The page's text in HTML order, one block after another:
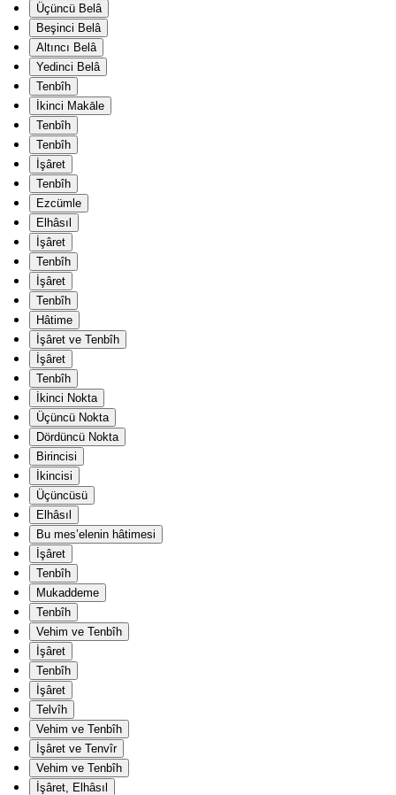
Üçüncü Belâ
Beşinci Belâ
Altıncı Belâ
Yedinci Belâ
Tenbîh
İkinci Makāle
Tenbîh
Tenbîh
İşâret
Tenbîh
Ezcümle
Elhâsıl
İşâret
Tenbîh
İşâret
Tenbîh
Hâtime
İşâret ve Tenbîh
İşâret
Tenbîh
İkinci Nokta
Üçüncü Nokta
Dördüncü Nokta
Birincisi
İkincisi
Üçüncüsü
Elhâsıl
Bu mes’elenin hâtimesi
İşâret
Tenbîh
Mukaddeme
Tenbîh
Vehim ve Tenbîh
İşâret
Tenbîh
İşâret
Telvîh
Vehim ve Tenbîh
İşâret ve Tenvîr
Vehim ve Tenbîh
İşâret, Elhâsıl